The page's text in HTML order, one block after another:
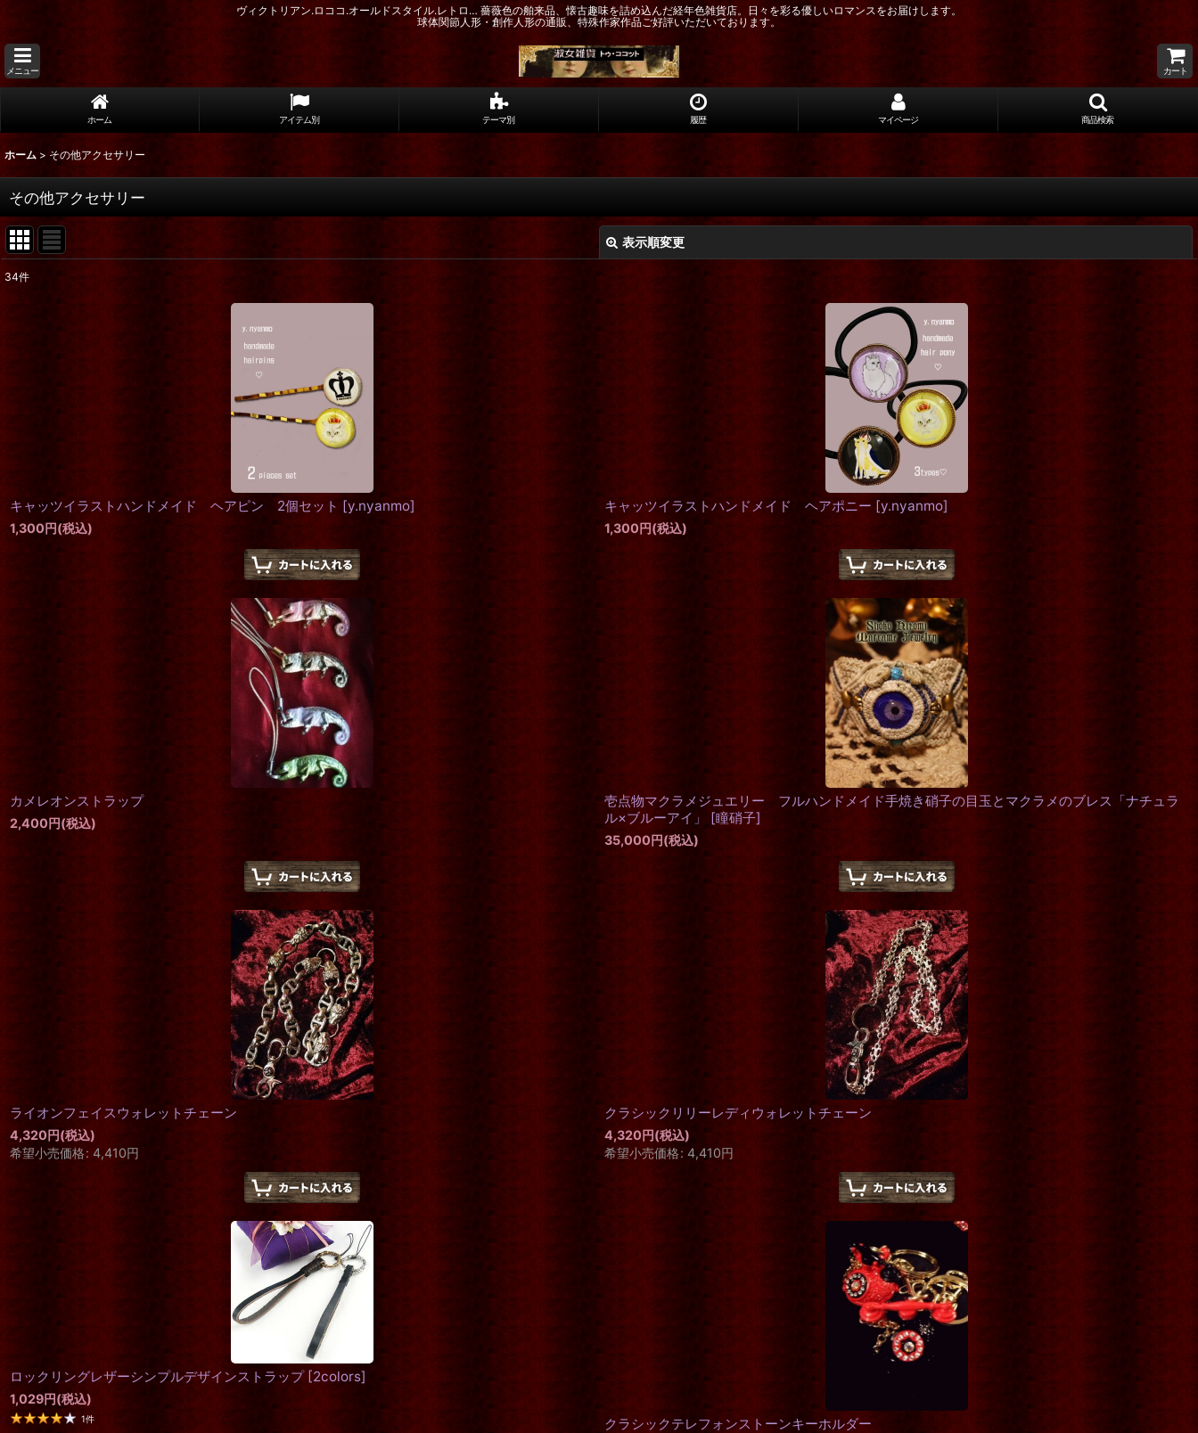
ヴィクトリアン.ロココ.オールドスタイル.レトロ… 薔薇色の舶来品、懐古趣味を詰め込んだ経年色雑貨店。日々を彩る優しいロマンスをお届けします。
球体関節人形・創作人形の通販、特殊作家作品ご好評いただいております。
メニュー カート
ホーム アイテム別 テーマ別 履歴 マイページ 商品検索
ホーム > その他アクセサリー
その他アクセサリー
表示順変更
在庫あり
34件
キャッツイラストハンドメイド ヘアピン 2個セット [y.nyanmo]
1,300円(税込)
キャッツイラストハンドメイド ヘアポニー [y.nyanmo]
1,300円(税込)
カメレオンストラップ
2,400円(税込)
壱点物マクラメジュエリー フルハンドメイド手焼き硝子の目玉とマクラメのブレス「ナチュラ
ル×ブルーアイ」
[瞳硝子]
35,000円(税込)
ライオンフェイスウォレットチェーン
4,320円(税込)
希望小売価格: 4,410円
クラシックリリーレディウォレットチェーン
4,320円(税込)
希望小売価格: 4,410円
ロックリングレザーシンプルデザインストラップ [2colors]
1,029円(税込)
1件 クラシックテレフォンストーンキーホルダー